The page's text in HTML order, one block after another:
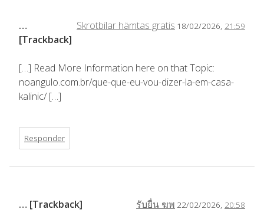
Skrotbilar hämtas gratis 18/02/2026, 21:59
…
[Trackback]
[…] Read More Information here on that Topic:
noangulo.com.br/que-que-eu-vou-dizer-la-em-casa-
kalinic/ […]
Responder
รับยื่น ฆพ 22/02/2026, 20:58
… [Trackback]